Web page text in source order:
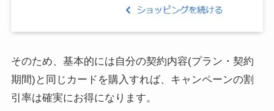
そのため、基本的には自分の契約内容(プラン・契約
期間)と同じカードを購入すれば、キャンペーンの割
引率は確実にお得になります。